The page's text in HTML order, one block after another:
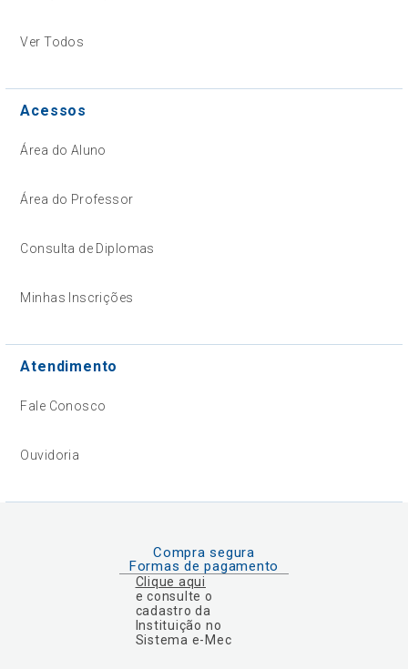
Ver Todos
Acessos
Área do Aluno
Área do Professor
Consulta de Diplomas
Minhas Inscrições
Atendimento
Fale Conosco
Ouvidoria
Compra segura
Formas de pagamento
Clique aqui
e consulte o
cadastro da
Instituição no
Sistema e-Mec